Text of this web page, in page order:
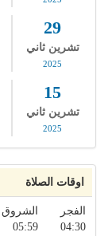
29
تشرين ثاني
2025
15
تشرين ثاني
2025
اوقات الصلاة
الفجر
04:30
الشروق
05:59